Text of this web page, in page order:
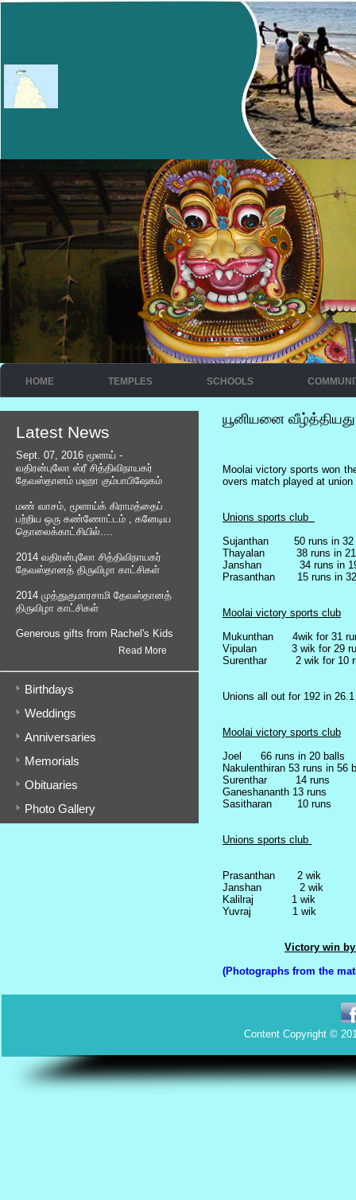
HOME TEMPLES SCHOOLS
Latest News
Sept. 07, 2016 மூளாய் -
வதிரன்புலோ ஸ்ரீ சித்திவிநாயகர்
தேவஸ்தானம் மஹா கும்பாபிஷேகம்
மண் வாசம், மூளாய்க் கிராமத்தைப்
பற்றிய ஒரு கண்ணோட்டம் , கனேடிய
தொலைக்காட்சியில்....
2014 வதிரன்புலோ சித்திவிநாயகர்
தேவஸ்தானத் திருவிழா காட்சிகள்
2014 முத்துகுமாரசாமி தேவஸ்தானத்
திருவிழா காட்சிகள்
Generous gifts from Rachel's Kids
Read More
Birthdays
Weddings
Anniversaries
Memorials
Obituaries
Photo Gallery
யூனியனை வீழ்த்தியது
Moolai victory sports won
overs match played at union
Unions sports club
Sujanthan 50 runs in 32
Thayalan 38 runs in 21
Janshan 34 runs in 19
Prasanthan 15 runs in
Moolai victory sports club
Mukunthan 4wik for 31
Vipulan 3 wik for 29
Surenthar 2 wik for 10
Unions all out for 192 in
Moolai victory sports club
Joel 66 runs in 20 balls
Nakulenthiran 53 runs in 56
Surenthar 14 runs
Ganeshananth 13 runs
Sasitharan 10 runs
Unions sports club
Prasanthan 2 wik
Janshan 2 wik
Kalilraj 1 wik
Yuvraj 1 wik
Victory win
(Photographs from the
Content Copyright ©